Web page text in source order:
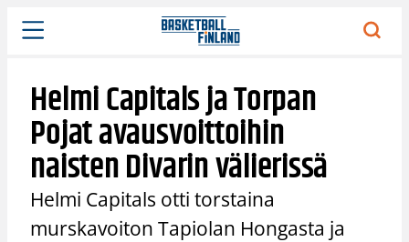
Siirry
sisältöön
Helmi Capitals ja Torpan
Pojat avausvoittoihin
naisten Divarin välierissä
Helmi Capitals otti torstaina
murskavoiton Tapiolan Hongasta ja